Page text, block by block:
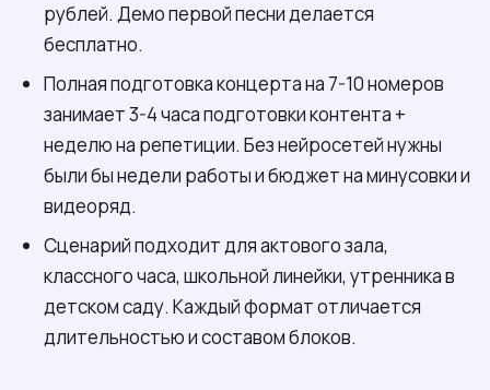
рублей. Демо первой песни делается
бесплатно.
Полная подготовка концерта на 7-10 номеров
занимает 3-4 часа подготовки контента +
неделю на репетиции. Без нейросетей нужны
были бы недели работы и бюджет на минусовки и
видеоряд.
Сценарий подходит для актового зала,
классного часа, школьной линейки, утренника в
детском саду. Каждый формат отличается
длительностью и составом блоков.